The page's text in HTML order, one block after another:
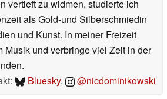
vertieft zu widmen, studierte ich
als Gold-und Silberschmiedin
und Kunst. In meiner Freizeit
Musik und verbringe viel Zeit in der
Bluesky, @nicdominikowski